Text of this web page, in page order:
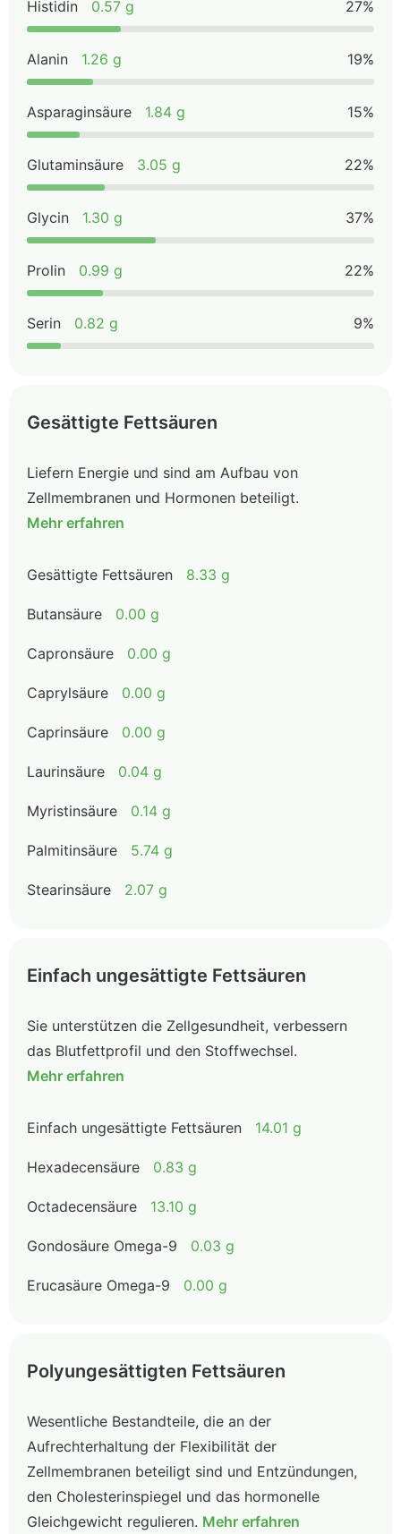
Histidin 0.57 g 27%
Alanin 1.26 g 19%
Asparaginsäure 1.84 g 15%
Glutaminsäure 3.05 g 22%
Glycin 1.30 g 37%
Prolin 0.99 g 22%
Serin 0.82 g 9%
Gesättigte Fettsäuren
Liefern Energie und sind am Aufbau von
Zellmembranen und Hormonen beteiligt.
Mehr erfahren
Gesättigte Fettsäuren 8.33 g
Butansäure 0.00 g
Capronsäure 0.00 g
Caprylsäure 0.00 g
Caprinsäure 0.00 g
Laurinsäure 0.04 g
Myristinsäure 0.14 g
Palmitinsäure 5.74 g
Stearinsäure 2.07 g
Einfach ungesättigte Fettsäuren
Sie unterstützen die Zellgesundheit, verbessern
das Blutfettprofil und den Stoffwechsel.
Mehr erfahren
Einfach ungesättigte Fettsäuren 14.01 g
Hexadecensäure 0.83 g
Octadecensäure 13.10 g
Gondosäure Omega-9 0.03 g
Erucasäure Omega-9 0.00 g
Polyungesättigten Fettsäuren
Wesentliche Bestandteile, die an der
Aufrechterhaltung der Flexibilität der
Zellmembranen beteiligt sind und Entzündungen,
den Cholesterinspiegel und das hormonelle
Gleichgewicht regulieren. Mehr erfahren